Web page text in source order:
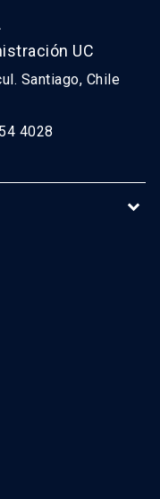
UC
Santiago, Chile
4028